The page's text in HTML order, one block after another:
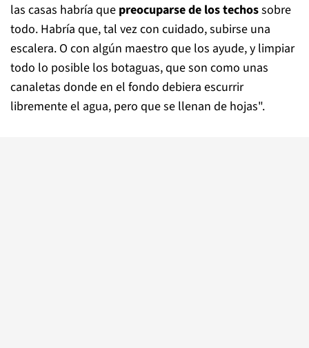
las casas habría que preocuparse de los techossobre
todo. Habría que, tal vez con cuidado, subirse una
escalera. O con algún maestro que los ayude, y limpiar
todo lo posible los botaguas, que son como unas
canaletas donde en el fondo debiera escurrir
libremente el agua, pero que se llenan de hojas".